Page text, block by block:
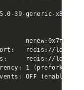
generic-x86_64-
redis://
redis://
1 (prefork)
OFF (enable -E